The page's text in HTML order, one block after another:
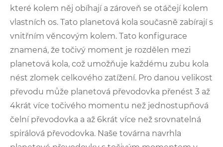
které kolem něj obíhají a zároveň se otáčejí kolem
vlastních os. Tato planetová kola současně zabírají s
vnitřním věncovým kolem. Tato konfigurace
znamená, že točivý moment je rozdělen mezi
planetová kola, což umožňuje každému zubu kola
nést zlomek celkového zatížení. Pro danou velikost
převodu může planetová převodovka přenést 3 až
4krát více točivého momentu než jednostupňová
čelní převodovka a až 6krát více než srovnatelná
spirálová převodovka. Naše továrna navrhla